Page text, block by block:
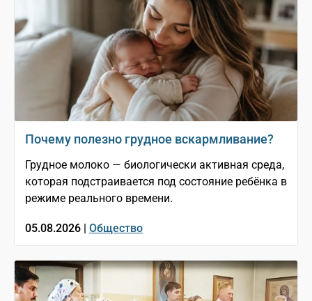
Почему полезно грудное вскармливание?
Грудное молоко — биологически активная среда,
которая подстраивается под состояние ребёнка в
режиме реального времени.
05.08.2026 | Общество